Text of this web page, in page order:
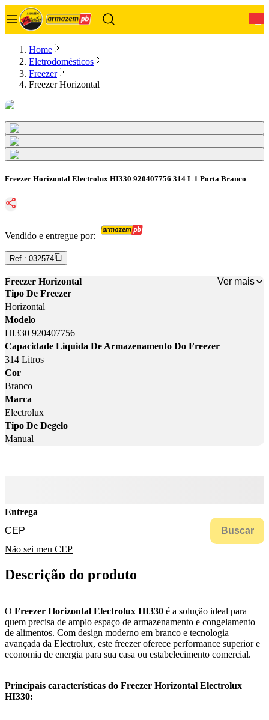
Home
Eletrodomésticos
Freezer
Freezer Horizontal
Freezer Horizontal Electrolux HI330 920407756 314 L 1 Porta Branco
Vendido e entregue por:
Ref.: 032574
Freezer Horizontal
Ver mais
Tipo De Freezer
Horizontal
Modelo
HI330 920407756
Capacidade Liquida De Armazenamento Do Freezer
314 Litros
Cor
Branco
Marca
Electrolux
Tipo De Degelo
Manual
Entrega
Buscar
Não sei meu CEP
Descrição do produto
O Freezer Horizontal Electrolux HI330 é a solução ideal para
quem precisa de amplo espaço de armazenamento e congelamento
de alimentos. Com design moderno em branco e tecnologia
avançada da Electrolux, este freezer oferece performance superior e
economia de energia para sua casa ou estabelecimento comercial.
Principais características do Freezer Horizontal Electrolux
HI330: